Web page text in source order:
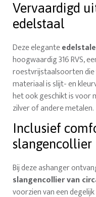
Vervaardigd
edelstaal
Deze elegante
hoogwaardig 316 RVS,
roestvrijstaalsoorten
materiaal is slijt- en
het ook geschikt is voor
zilver of andere metalen.
Inclusief
slangencollier
Bij deze ashanger
slangencollier van
voorzien van een